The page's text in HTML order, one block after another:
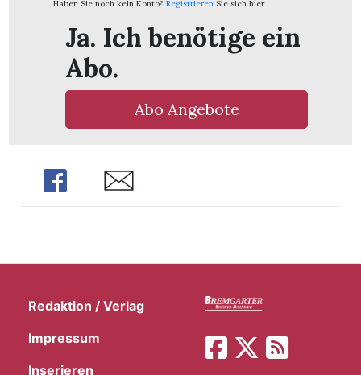
Haben Sie noch kein Konto? Registrieren Sie sich hier
Ja. Ich benötige ein
Abo.
Abo Angebote
Share Share
Redaktion / Verlag
Impressum
Inserieren